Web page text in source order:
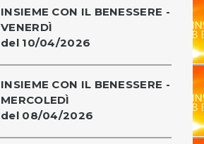
INSIEME CON IL BENESSERE -
VENERDÌ
del 10/04/2026
INSIEME CON IL BENESSERE -
MERCOLEDÌ
del 08/04/2026